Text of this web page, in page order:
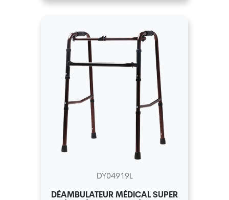
DY04919L
DÉAMBULATEUR MÉDICAL SUPER